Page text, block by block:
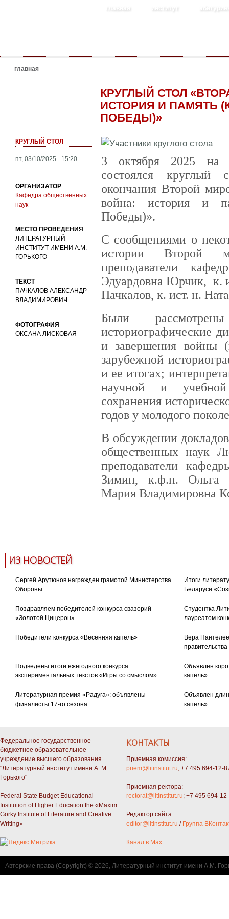
главная институт
ВЫ ЗДЕСЬ
главная
КРУГЛЫЙ СТОЛ
ИСТОРИЯ И ПАМЯТЬ
ПОБЕДЫ)»
КРУГЛЫЙ СТОЛ
пт, 03/10/2025 - 15:20
ОРГАНИЗАТОР
Кафедра общественных
наук
МЕСТО ПРОВЕДЕНИЯ
ЛИТЕРАТУРНЫЙ
ИНСТИТУТ ИМЕНИ А.М.
ГОРЬКОГО
ТЕКСТ
ПАЧКАЛОВ АЛЕКСАНДР
ВЛАДИМИРОВИЧ
ФОТОГРАФИЯ
ОКСАНА ЛИСКОВАЯ
3 октября 2025 на
состоялся круглый
окончания Второй
война: история и
Победы)».
С сообщениями о
истории Второй
преподаватели
Эдуардовна Юрчик, к.
Пачкалов, к. ист. н.
Были
историографические
и завершения войны
зарубежной
и ее итогах;
научной и учебной
сохранения
годов у молодого
В обсуждении
общественных наук
преподаватели
Зимин, к.ф.н. Ольга
Мария Владимировна
ИЗ НОВОСТЕЙ
Сергей Арутюнов награжден грамотой Министерства
Обороны
Итоги
Беларуси
Поздравляем победителей конкурса свазорий
«Золотой Цицерон»
Студентка
лауреатом
Победители конкурса «Весенняя капель»
Вера
Подведены итоги ежегодного конкурса
экспериментальных текстов «Игры со смыслом»
Объявлен
капель»
Литературная премия «Радуга»: объявлены
финалисты 17-го сезона
Объявлен
капель»
Федеральное государственное
бюджетное образовательное
учреждение высшего образования
"Литературный институт имени А. М.
Горького"
Federal State Budget Educational
Institution of Higher Education the «Maxim
Gorky Institute of Literature and Creative
Writing»
КОНТАКТЫ
Приемная комиссия:
priem@litinstitut.ru; +7 495 694-12-
Приемная ректора:
rectorat@litinstitut.ru; +7 495 694-
Редактор сайта:
editor@litinstitut.ru / Группа
Канал в Max
Авторские права (Copyright) © 2026, Литературный институт имени А.М.